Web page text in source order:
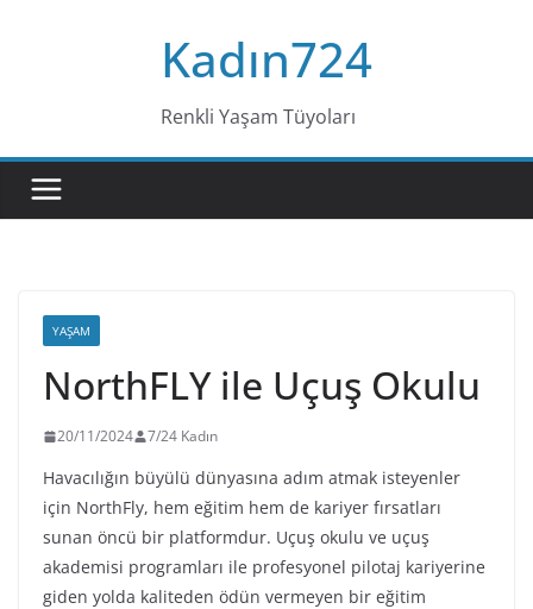
Kadın724
Renkli Yaşam Tüyoları
YAŞAM
NorthFLY ile Uçuş Okulu
20/11/2024 7/24 Kadın
Havacılığın büyülü dünyasına adım atmak isteyenler
için NorthFly, hem eğitim hem de kariyer fırsatları
sunan öncü bir platformdur. Uçuş okulu ve uçuş
akademisi programları ile profesyonel pilotaj kariyerine
giden yolda kaliteden ödün vermeyen bir eğitim